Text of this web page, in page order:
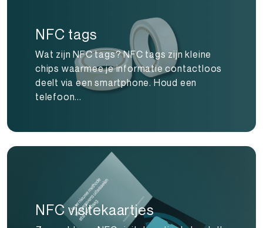
NFC tags
Wat zijn NFC tags? NFC tags zijn kleine
chips waarmee je informatie contactloos
deelt via een smartphone. Houd een
telefoon...
NFC visitekaartjes